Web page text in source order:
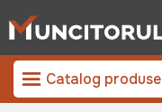
Catalog produse